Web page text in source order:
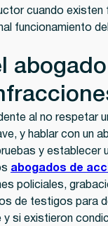
cuando existen
funcionamiento
al no respetar
y hablar con un
y establecer
abogados de
policiales,
de testigos para
y si existieron